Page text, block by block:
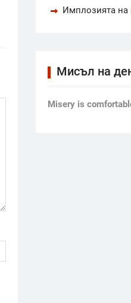
Имплозията на
Мисъл на
Мisery is